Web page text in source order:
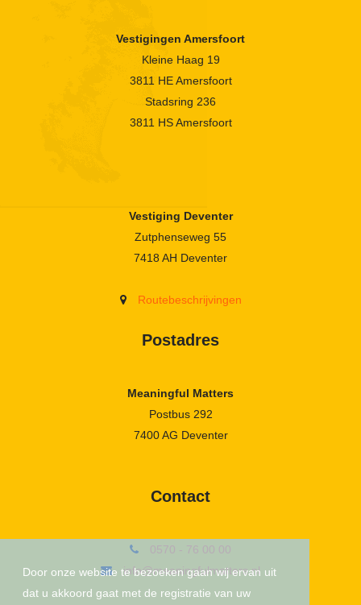
Door onze website te bezoeken gaan wij ervan uit
dat u akkoord gaat met de registratie van uw
Vestigingen Amersfoort
Kleine Haag 19
3811 HE Amersfoort
Stadsring 236
3811 HS Amersfoort
Vestiging Deventer
Zutphenseweg 55
7418 AH Deventer
Routebeschrijvingen
Postadres
Meaningful Matters
Postbus 292
7400 AG Deventer
Contact
0570 - 76 00 00
info@meaningfulmatters.nl